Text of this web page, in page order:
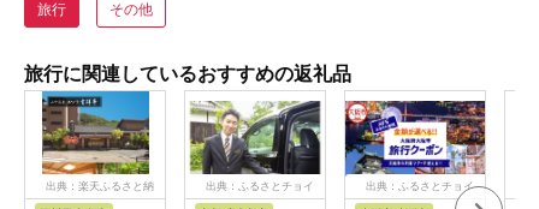
旅行 その他
旅行に関連しているおすすめの返礼品
出典：楽天ふるさと納
出典：ふるさとチョイ
出典：ふるさとチョイ